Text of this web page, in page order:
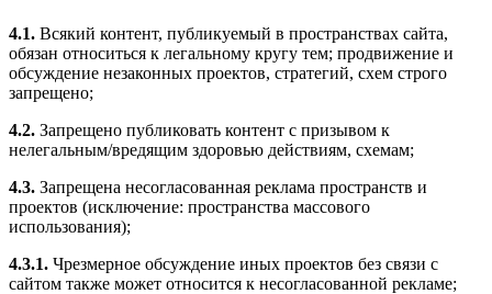
4.1. Всякий контент, публикуемый в пространствах сайта,
обязан относиться к легальному кругу тем; продвижение и
обсуждение незаконных проектов, стратегий, схем строго
запрещено;
4.2. Запрещено публиковать контент с призывом к
нелегальным/вредящим здоровью действиям, схемам;
4.3. Запрещена несогласованная реклама пространств и
проектов (исключение: пространства массового
использования);
4.3.1. Чрезмерное обсуждение иных проектов без связи с
сайтом также может относится к несогласованной рекламе;